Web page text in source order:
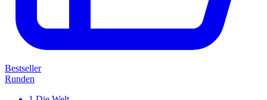
Bestseller
Runden